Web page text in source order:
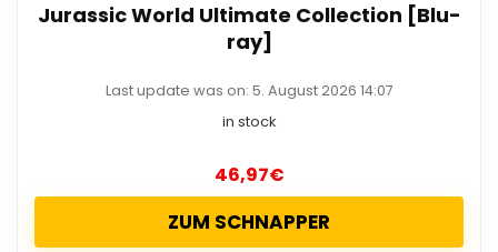
Jurassic World Ultimate Collection [Blu-
ray]
Last update was on: 5. August 2026 14:07
in stock
46,97€
ZUM SCHNAPPER